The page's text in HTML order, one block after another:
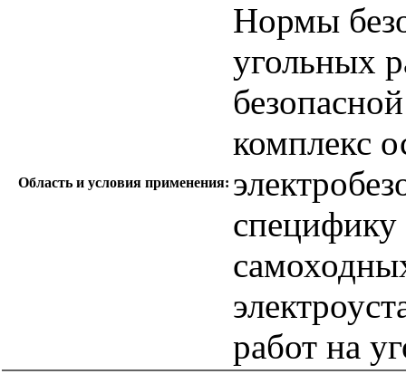
Область и условия применения:
Нормы
угольных
комплекс
специфику
работ на